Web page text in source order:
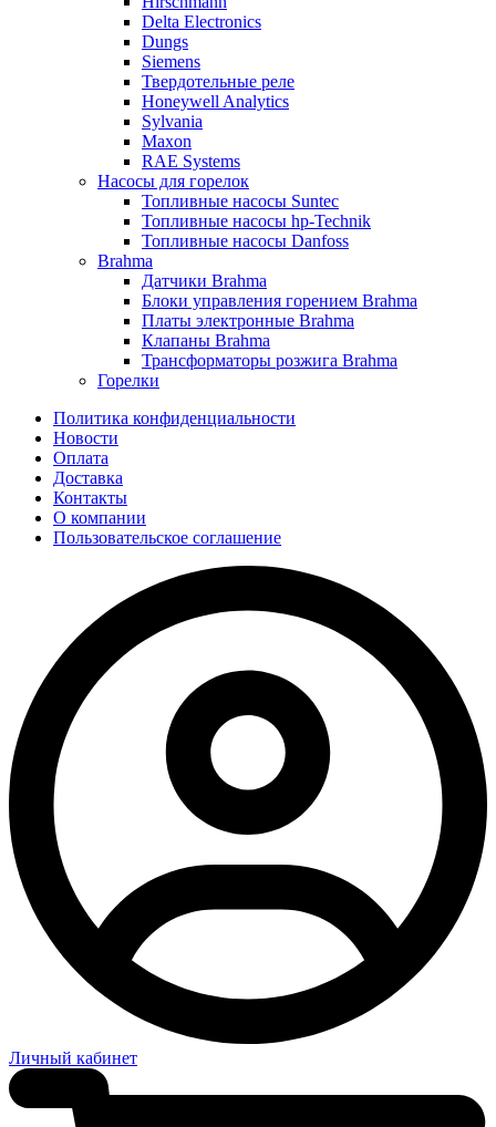
Delta Electronics
Dungs
Siemens
Твердотельные реле
Honeywell Analytics
Sylvania
Maxon
RAE Systems
Насосы для горелок
Топливные насосы Suntec
Топливные насосы hp-Technik
Топливные насосы Danfoss
Brahma
Датчики Brahma
Блоки управления горением Brahma
Платы электронные Brahma
Клапаны Brahma
Трансформаторы розжига Brahma
Горелки
Политика конфиденциальности
Новости
Оплата
Доставка
Контакты
О компании
Пользовательское соглашение
Личный кабинет